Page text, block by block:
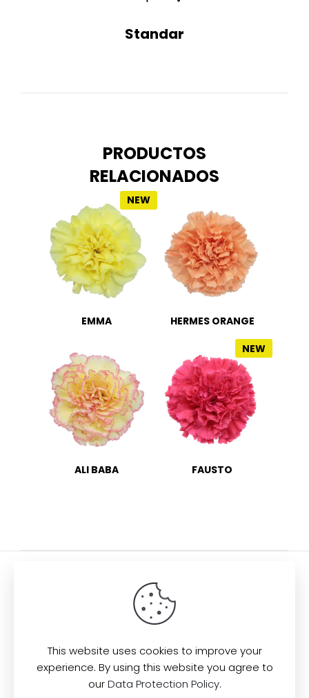
Standar
PRODUCTOS
RELACIONADOS
NEW
EMMA HERMES ORANGE
ALI BABA
NEW
FAUSTO
Visítanos
Bogotá - Col
(+57) 601
8966638
SOSTENIBILIDAD
CONTACTO
LEGALES
This website uses cookies to improve your
experience. By using this website you agree to
ourData Protection Policy.